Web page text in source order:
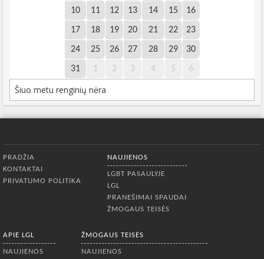
10 11 12 13 14 15 16
17 18 19 20 21 22 23
24 25 26 27 28 29 30
31 1 2 3 4 5 6
Šiuo metu renginių nėra
PRADŽIA
KONTAKTAI
PRIVATUMO POLITIKA
NAUJIENOS
LGBT PASAULYJE
LGL
PRANEŠIMAI SPAUDAI
ŽMOGAUS TEISĖS
APIE LGL
NAUJIENOS
ŽMOGAUS TEISĖS
NAUJIENOS